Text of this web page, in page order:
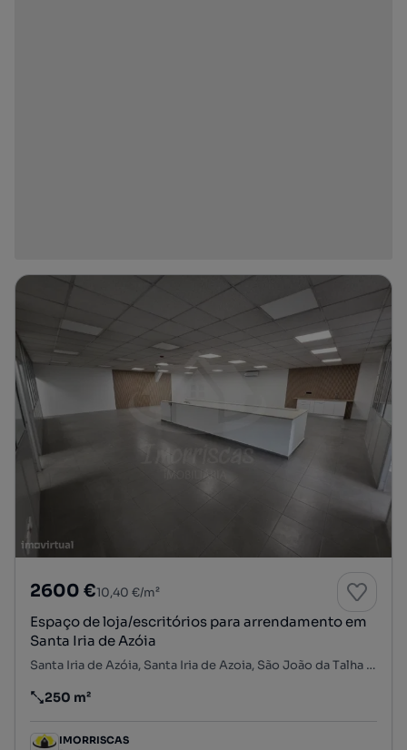
2600 €10,40 €/m²
Espaço de loja/escritórios para arrendamento em
Santa Iria de Azóia
Santa Iria de Azóia, Santa Iria de Azoia, São João da Talha e Bobadela, Loures, Lisboa
Preço por metro quadrado
250 m²
IMORRISCAS